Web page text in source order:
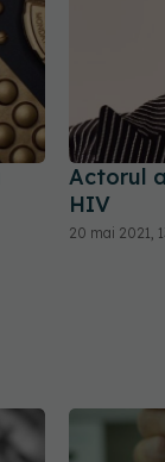
Actorul
HIV
20 mai 2021,